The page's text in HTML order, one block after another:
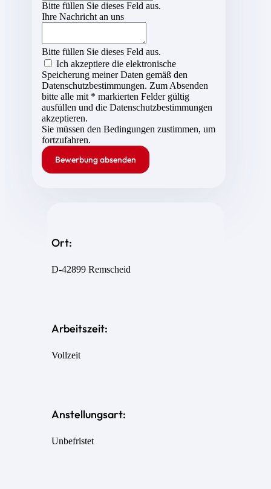
Bitte füllen Sie dieses Feld aus.
Ihre Nachricht an uns
Bitte füllen Sie dieses Feld aus.
Ich akzeptiere die elektronische
Speicherung meiner Daten gemäß den
Datenschutzbestimmungen. Zum Absenden
bitte alle mit * markierten Felder gültig
ausfüllen und die Datenschutzbestimmungen
akzeptieren.
Sie müssen den Bedingungen zustimmen, um
fortzufahren.
Bewerbung absenden
Ort:
D-42899 Remscheid
Arbeitszeit:
Vollzeit
Anstellungsart:
Unbefristet